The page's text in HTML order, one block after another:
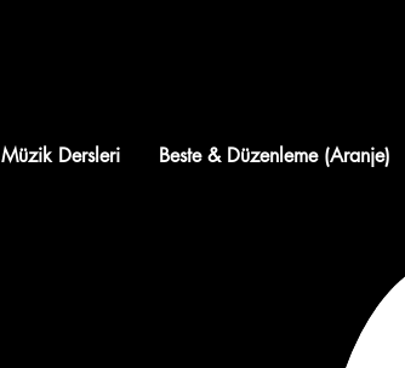
Müzik Dersleri Beste & Düzenleme (Aranje)